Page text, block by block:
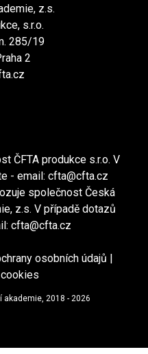
z.s.
s.r.o.
285/19
2
ČFTA produkce s.r.o. V
- email: cfta@cfta.cz
společnost Česká
z.s. V případě dotazů
cfta@cfta.cz
osobních údajů
2018 - 2026